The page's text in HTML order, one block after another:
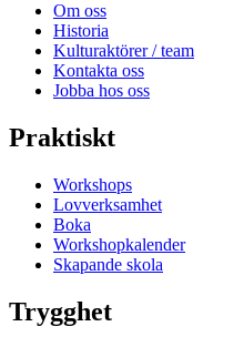
Om oss
Historia
Kulturaktörer / team
Kontakta oss
Jobba hos oss
Praktiskt
Workshops
Lovverksamhet
Boka
Workshopkalender
Skapande skola
Trygghet